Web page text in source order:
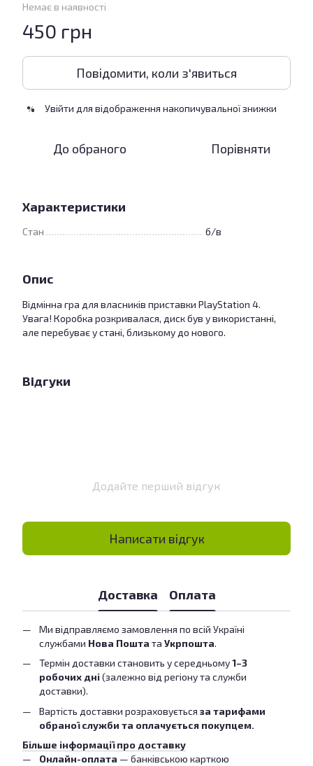
Немає в наявності
450 грн
Повідомити, коли з'явиться
% Увійти для відображення накопичувальної знижки
До обраного Порівняти
Характеристики
Стан б/в
Опис
Відмінна гра для власників приставки PlayStation 4.
Увага! Коробка розкривалася, диск був у використанні,
але перебуває у стані, близькому до нового.
Відгуки
Додайте перший відгук
Написати відгук
Доставка Оплата
Ми відправляємо замовлення по всій Україні
службами Нова Пошта та Укрпошта.
Термін доставки становить у середньому1–3
робочих дні(залежно від регіону та служби
доставки).
Вартість доставки розраховується за тарифами
обраної служби та оплачується покупцем.
Більше інформації про доставку
Онлайн-оплата — банківською карткою